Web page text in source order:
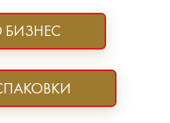
БИЗНЕС